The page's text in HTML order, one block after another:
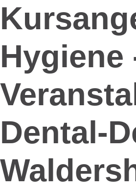
Hygiene
Dental-